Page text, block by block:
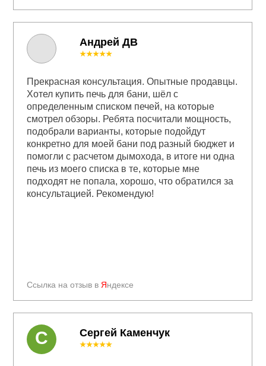
Андрей ДВ
Ссылка на отзыв в Яндексе
★★★★★
Прекрасная консультация. Опытные продавцы.
Хотел купить печь для бани, шёл с
определенным списком печей, на которые
смотрел обзоры. Ребята посчитали мощность,
подобрали варианты, которые подойдут
конкретно для моей бани под разный бюджет и
помогли с расчетом дымохода, в итоге ни одна
печь из моего списка в те, которые мне
подходят не попала, хорошо, что обратился за
консультацией. Рекомендую!
Сергей Каменчук
★★★★★
С